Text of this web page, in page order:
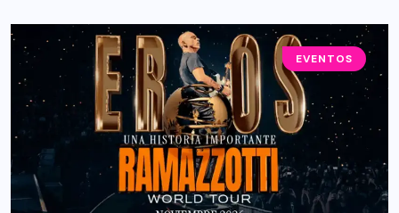
EVENTOS